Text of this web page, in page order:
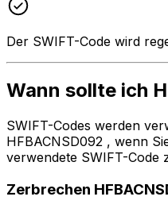
Der SWIFT-Code wird
Wann sollte ich
SWIFT-Codes werden
HFBACNSD092 , wenn
verwendete SWIFT-Code
Zerbrechen